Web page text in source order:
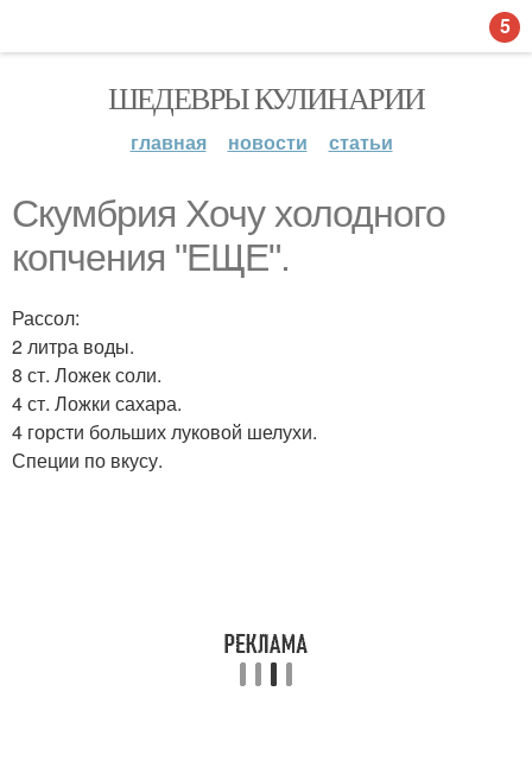
ШЕДЕВРЫ КУЛИНАРИИ
главная новости статьи
Скумбрия Хочу холодного
копчения "ЕЩЕ".
Рассол:
2 литра воды.
8 ст. Ложек соли.
4 ст. Ложки сахара.
4 горсти больших луковой шелухи.
Специи по вкусу.
5